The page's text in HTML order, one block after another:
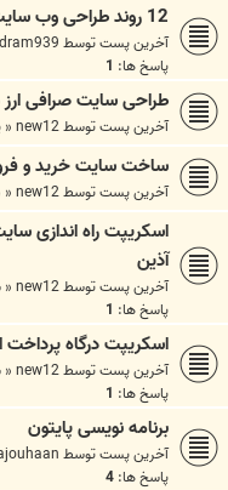
12 روند طراحی وب سایت برای ایجاد وب سایت جذاب
آخرین پست توسط
پاسخ ها: 1
طراحی سایت صرافی ارز
آخرین پست توسطnew12
«
ساخت سایت خرید و
آخرین پست توسطnew12
«
اسکریپت راه اندازی
آذین
آخرین پست توسطnew12
«
پاسخ ها: 1
اسکریپت درگاه پرداخت
آخرین پست توسطnew12
«
پاسخ ها: 1
برنامه نویسی پایتون
آخرین پست توسط
پاسخ ها: 4